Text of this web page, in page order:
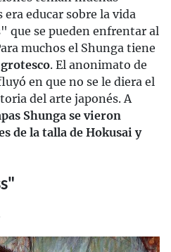
educar sobre la vida
que se pueden enfrentar al
muchos el Shunga tiene
. El anonimato de
en que no se le diera el
del arte japonés. A
Shunga se vieron
de la talla de Hokusai y